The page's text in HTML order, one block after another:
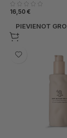
16,50 €
PIEVIENOT